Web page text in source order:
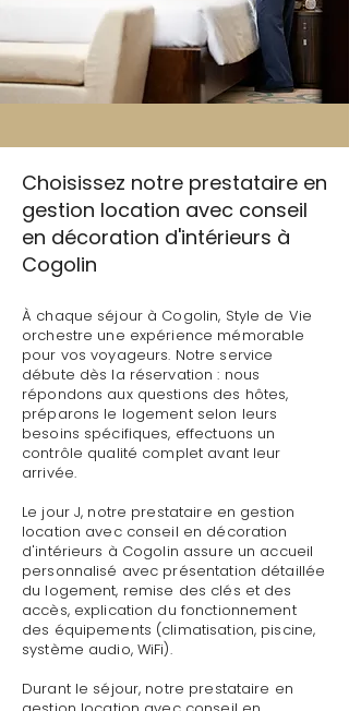
Choisissez notre prestataire en
gestion location avec conseil
en décoration d'intérieurs à
Cogolin
À chaque séjour à Cogolin, Style de Vie
orchestre une expérience mémorable
pour vos voyageurs. Notre service
débute dès la réservation : nous
répondons aux questions des hôtes,
préparons le logement selon leurs
besoins spécifiques, effectuons un
contrôle qualité complet avant leur
arrivée.
Le jour J, notre prestataire en gestion
location avec conseil en décoration
d'intérieurs à Cogolin assure un accueil
personnalisé avec présentation détaillée
du logement, remise des clés et des
accès, explication du fonctionnement
des équipements (climatisation, piscine,
système audio, WiFi).
Durant le séjour, notre prestataire en